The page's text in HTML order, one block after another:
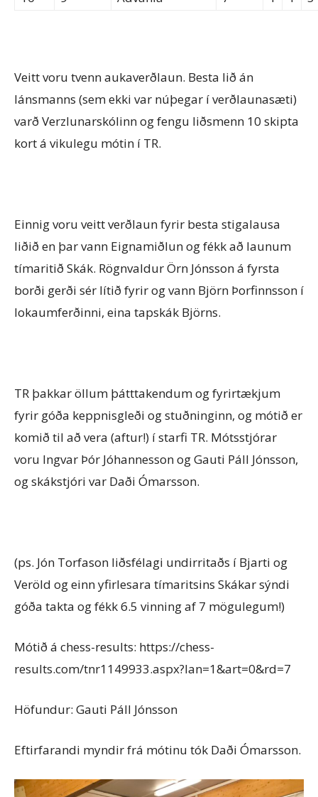
Veitt voru tvenn aukaverðlaun. Besta lið án
lánsmanns (sem ekki var núþegar í verðlaunasæti)
varð Verzlunarskólinn og fengu liðsmenn 10 skipta
kort á vikulegu mótin í TR.
Einnig voru veitt verðlaun fyrir besta stigalausa
liðið en þar vann Eignamiðlun og fékk að launum
tímaritið Skák. Rögnvaldur Örn Jónsson á fyrsta
borði gerði sér lítið fyrir og vann Björn Þorfinnsson í
lokaumferðinni, eina tapskák Björns.
TR þakkar öllum þátttakendum og fyrirtækjum
fyrir góða keppnisgleði og stuðninginn, og mótið er
komið til að vera (aftur!) í starfi TR. Mótsstjórar
voru Ingvar Þór Jóhannesson og Gauti Páll Jónsson,
og skákstjóri var Daði Ómarsson.
(ps. Jón Torfason liðsfélagi undirritaðs í Bjarti og
Veröld og einn yfirlesara tímaritsins Skákar sýndi
góða takta og fékk 6.5 vinning af 7 mögulegum!)
Mótið á chess-results: https://chess-
results.com/tnr1149933.aspx?lan=1&art=0&rd=7
Höfundur: Gauti Páll Jónsson
Eftirfarandi myndir frá mótinu tók Daði Ómarsson.